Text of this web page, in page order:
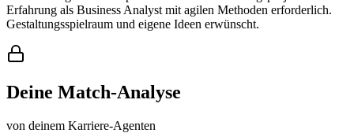
Erfahrung als Business Analyst mit agilen Methoden erforderlich.
Gestaltungsspielraum und eigene Ideen erwünscht.
Deine Match-Analyse
von deinem Karriere-Agenten